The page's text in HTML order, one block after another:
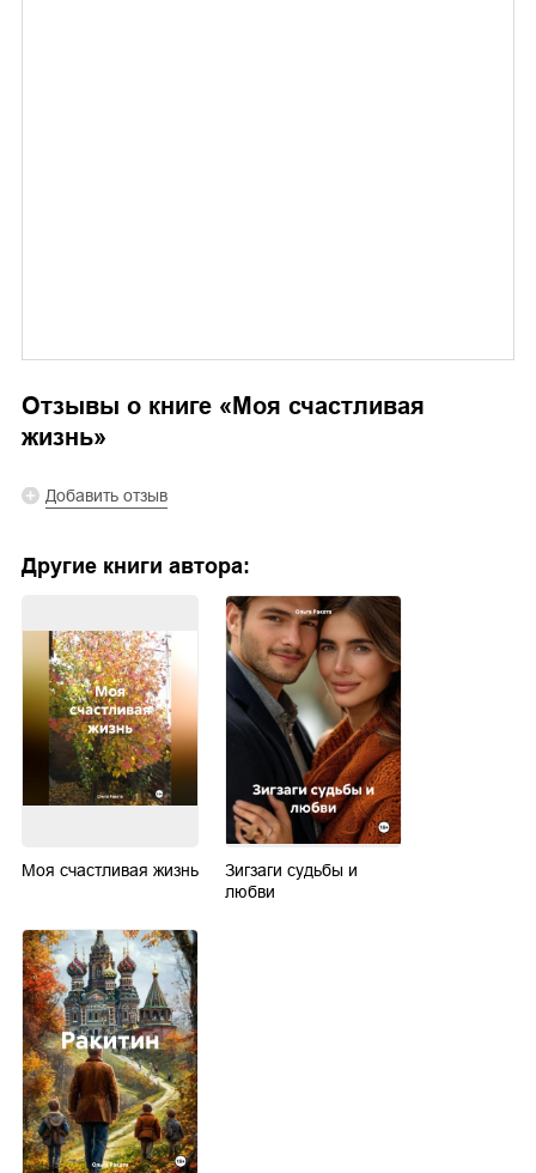
Отзывы о книге « Моя счастливая
жизнь»
Добавить отзыв
Другие книги автора:
Моя счастливая жизнь
Зигзаги судьбы и
любви